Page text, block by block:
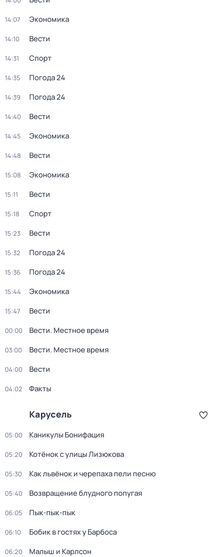
14:07 Экономика
14:10 Вести
14:31 Спорт
14:35 Погода 24
14:39 Погода 24
14:40 Вести
14:45 Экономика
14:48 Вести
15:08 Экономика
15:11 Вести
15:18 Спорт
15:23 Вести
15:32 Погода 24
15:36 Погода 24
15:44 Экономика
15:47 Вести
00:00 Вести. Местное время
03:00 Вести. Местное время
04:00 Вести
04:02 Факты
Карусель
05:00 Каникулы Бонифация
05:20 Котёнок с улицы Лизюкова
05:30 Как львёнок и черепаха пели песню
05:40 Возвращение блудного попугая
06:05 Пык-пык-пык
06:10 Бобик в гостях у Барбоса
06:20 Малыш и Карлсон